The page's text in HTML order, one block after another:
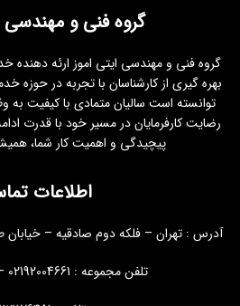
گروه فنی و مهندسی
بهره گیری از کارشناسان با تجربه در حوزه
توانسته است سالیان متمادی با کیفیت
رضایت کارفرمایان در مسیر خود با قدرت
پیچیدگی و اهمیت کار شما،
اطلاعات
آدرس : تهران – فلکه دوم صادقیه – خیابان طاهریان
تلفن مجموعه : 02192004661 – 02192004662